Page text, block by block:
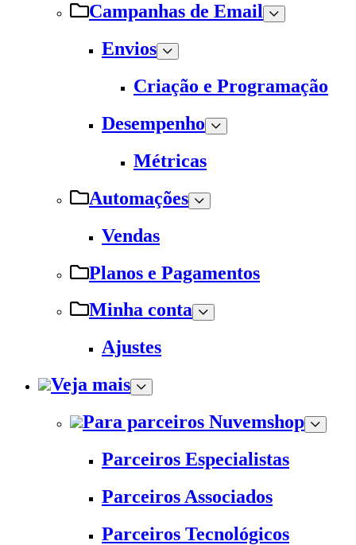
Campanhas de Email
Envios
Criação e Programação
Desempenho
Métricas
Automações
Vendas
Planos e Pagamentos
Minha conta
Ajustes
Veja mais
Para parceiros Nuvemshop
Parceiros Especialistas
Parceiros Associados
Parceiros Tecnológicos